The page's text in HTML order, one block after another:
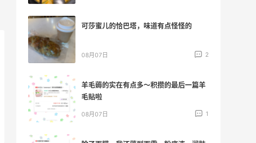
可莎蜜儿的恰巴塔，味道有点怪怪的
08月07日 2
羊毛薅的实在有点多～积攒的最后一篇羊
毛贴啦
08月07日 1